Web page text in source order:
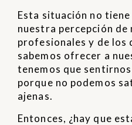
Esta situación no
nuestra percepción de
profesionales y de los
sabemos ofrecer a
tenemos que
porque no podemos
ajenas.
Entonces, ¿hay que